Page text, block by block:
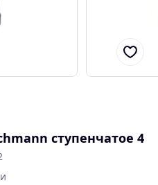
ступенчатое 4